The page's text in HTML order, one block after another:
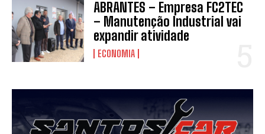
ABRANTES – Empresa FC2TEC
– Manutenção Industrial vai
expandir atividade
ECONOMIA